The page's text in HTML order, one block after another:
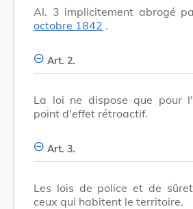
Al. 3 implicitement abrogé
octobre 1842 .
Art. 2.
La loi ne dispose que pour
point d'effet rétroactif.
Art. 3.
Les lois de police et de
ceux qui habitent le territoire.